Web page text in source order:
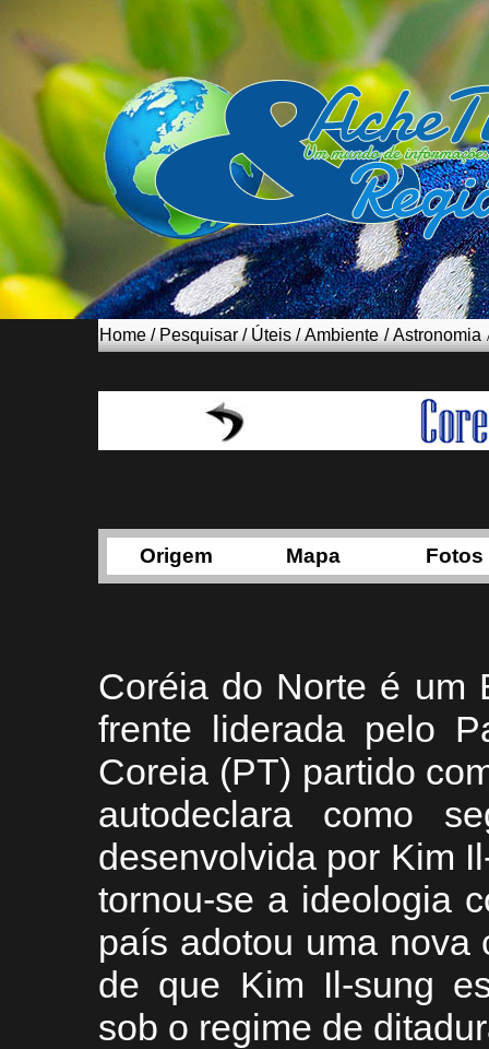
Home / Pesquisar / Úteis /Ambiente /Astronomia
Origem Mapa Fotos
Coréia do Norte é um
frente liderada pelo
Coreia (PT) partido
autodeclara como
desenvolvida por Kim
tornou-se a ideologia
país adotou uma nova
de que Kim Il-sung
sob o regime de